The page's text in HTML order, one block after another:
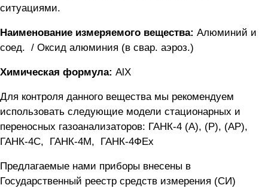
ситуациями.
Наименование измеряемого вещества: Алюминий и
соед. / Оксид алюминия (в свар. аэроз.)
Химическая формула: AlX
Для контроля данного вещества мы рекомендуем
использовать следующие модели стационарных и
переносных газоанализаторов: ГАНК-4 (А), (Р), (АР),
ГАНК-4C, ГАНК-4М, ГАНК-4ФEx
Предлагаемые нами приборы внесены в
Государственный реестр средств измерения (СИ)